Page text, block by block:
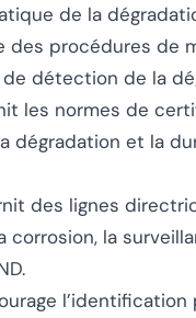
de la
des procédures de
détection de la
les normes de
dégradation et la
des lignes
corrosion, la